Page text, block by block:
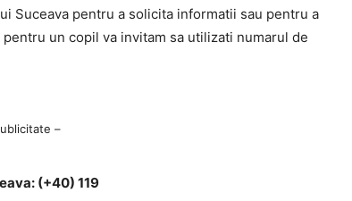
Suceava pentru a solicita informatii sau pentru a
un copil va invitam sa utilizati numarul de
–
(+40) 119